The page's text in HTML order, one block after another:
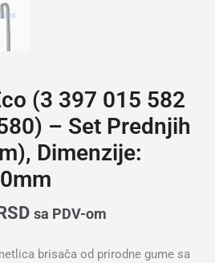
(3 397 015 582
– Set Prednjih
Dimenzije:
sa PDV-om
brisača od prirodne gume sa